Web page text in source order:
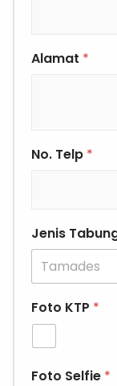
Alamat *
No. Telp *
Jenis
Tamades
Foto KTP *
Foto Selfie *